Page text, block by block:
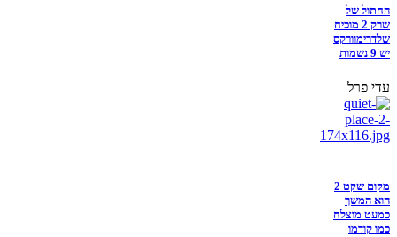
החתול של
שרק 2 מוכיח
שלדרימוורקס
יש 9 נשמות
עדי פרל
מקום שקט 2
הוא המשך
כמעט מוצלח
כמו קודמו